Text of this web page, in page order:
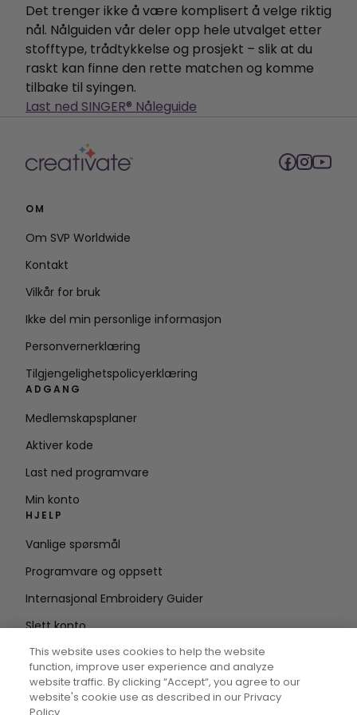
Det trenger ikke å være komplisert å velge riktig
nål. Nålguiden vår deler opp hele utvalget etter
stofftype, trådtykkelse og prosjekt – slik at du
raskt kan finne den rette matchen og komme
tilbake til syingen.
Last ned SINGER® Nåleguide
OM
Om SVP Worldwide
Kontakt
Vilkår for bruk
Ikke del min personlige informasjon
Personvernerklæring
Tilgjengelighetspolicyerklæring
ADGANG
Medlemskapsplaner
Aktiver kode
Last ned programvare
Min konto
HJELP
Vanlige spørsmål
Programvare og oppsett
Internasjonal Embroidery Guider
Slett konto
Skriv inn e-
postadresse
This website uses cookies to help the website
function, improve user experience and analyze
website traffic. By clicking “Accept“, you agree to our
website's cookie use as described in our Privacy